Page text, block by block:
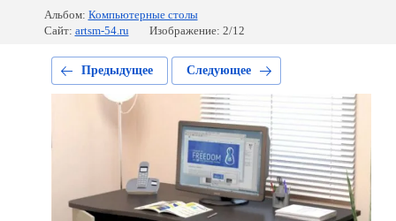
Альбом: Компьютерные столы
Сайт: artsm-54.ru Изображение: 2/12
Предыдущее Следующее